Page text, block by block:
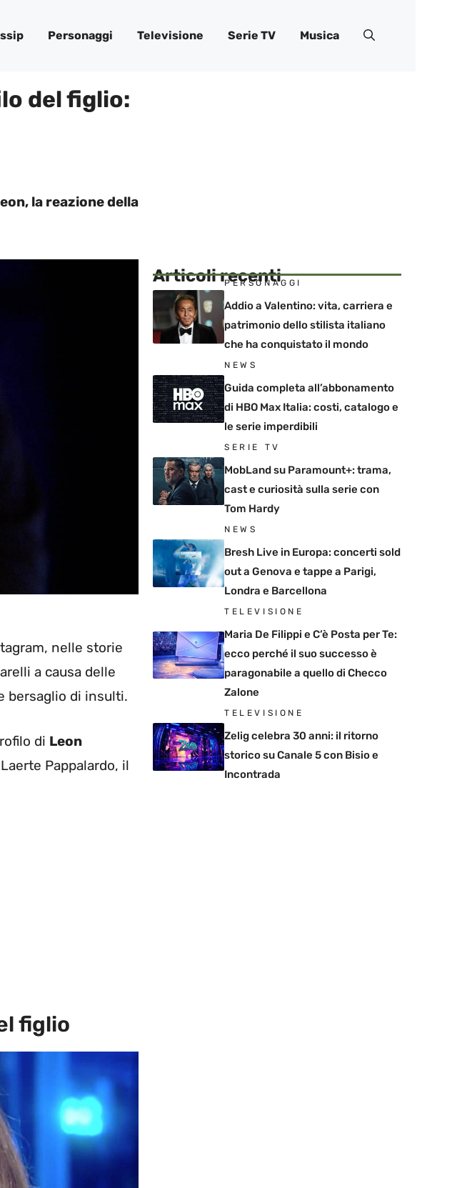
Personaggi Televisione Serie TV Musica
del figlio:
la reazione della
nelle storie
a causa delle
bersaglio di insulti.
di Leon
Pappalardo, il
figlio
Articoli recenti
PERSONAGGI
Addio a Valentino: vita, carriera e
patrimonio dello stilista italiano
che ha conquistato il mondo
NEWS
Guida completa all’abbonamento
di HBO Max Italia: costi, catalogo e
le serie imperdibili
SERIE TV
MobLand su Paramount+: trama,
cast e curiosità sulla serie con
Tom Hardy
NEWS
Bresh Live in Europa: concerti sold
out a Genova e tappe a Parigi,
Londra e Barcellona
TELEVISIONE
Maria De Filippi e C’è Posta per Te:
ecco perché il suo successo è
paragonabile a quello di Checco
Zalone
TELEVISIONE
Zelig celebra 30 anni: il ritorno
storico su Canale 5 con Bisio e
Incontrada